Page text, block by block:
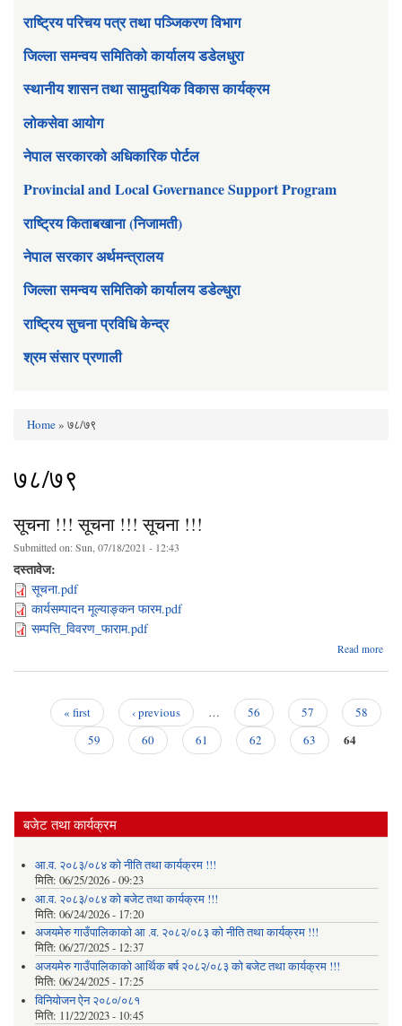
राष्ट्रिय परिचय पत्र तथा पञ्जिकरण विभाग
जिल्ला समन्वय समितिको कार्यालय डडेलधुरा
स्थानीय शासन तथा सामुदायिक विकास कार्यक्रम
लोकसेवा आयोग
नेपाल सरकारको अधिकारिक पोर्टल
Provincial and Local Governance Support Program
राष्ट्रिय किताबखाना (निजामती)
नेपाल सरकार अर्थमन्त्रालय
जिल्ला समन्वय समितिको कार्यालय डडेल्धुरा
राष्ट्रिय सुचना प्रविधि केन्द्र
श्रम संसार प्रणाली
You are here
Home» ७८/७९
७८/७९
सूचना !!! सूचना !!! सूचना !!!
Submitted on:Sun, 07/18/2021 - 12:43
दस्तावेज:
सूचना.pdf
कार्यसम्पादन मूल्याङ्कन फारम.pdf
सम्पत्ति_विवरण_फाराम.pdf
Read more
« first ‹ previous … 56 57
58
59
60 61 62 63 64
बजेट तथा कार्यक्रम
आ.व. २०८३/०८४ को नीति तथा कार्यक्रम !!!
मिति: 06/25/2026 - 09:23
आ.व. २०८३/०८४ को बजेट तथा कार्यक्रम !!!
मिति: 06/24/2026 - 17:20
अजयमेरु गाउँपालिकाको आ .व. २०८२/०८३ को नीति तथा कार्यक्रम !!!
मिति: 06/27/2025 - 12:37
अजयमेरु गाउँपालिकाको आर्थिक बर्ष २०८२/०८३ को बजेट तथा कार्यक्रम !!!
मिति: 06/24/2025 - 17:25
विनियोजन ऐन २०८०/०८१
मिति: 11/22/2023 - 10:45